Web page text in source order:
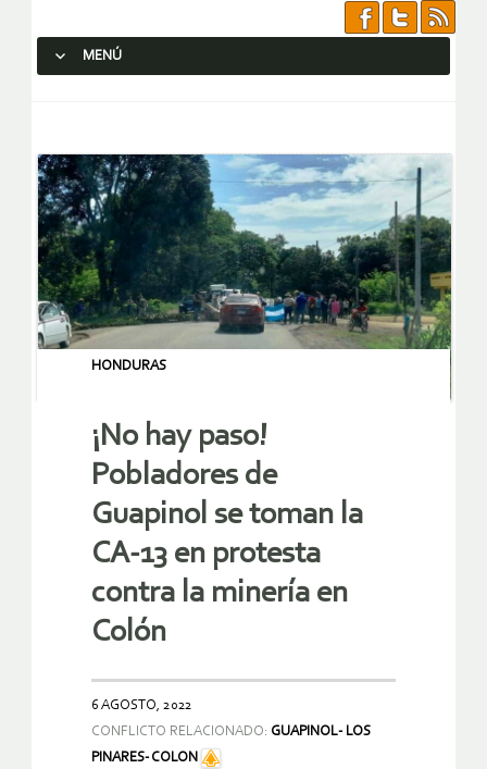
MENÚ
HONDURAS
¡No hay paso!
Pobladores de
Guapinol se toman la
CA-13 en protesta
contra la minería en
Colón
6 AGOSTO, 2022
CONFLICTO RELACIONADO: GUAPINOL- LOS
PINARES- COLON